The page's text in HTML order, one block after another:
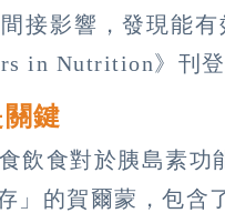
接影響，發現能有
in Nutrition》刊登
鍵
飲食對於胰島素功
」的賀爾蒙，包含